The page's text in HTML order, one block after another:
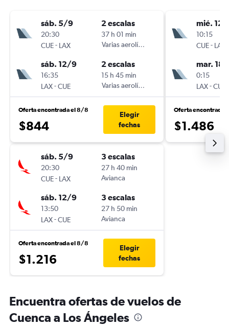
sáb. 5/9
20:30
CUE- LAX
2 escalas
37 h 01 min
Varias aerolíneas
sáb. 12/9
16:35
LAX-CUE
2 escalas
15 h 45 min
Varias aerolíneas
Oferta encontrada el 8/8
$844
Elegir
fechas
sáb. 5/9
20:30
CUE- LAX
3 escalas
27 h 40 min
Avianca
sáb. 12/9
13:50
LAX-CUE
3 escalas
27 h 50 min
Avianca
Oferta encontrada el 8/8
$1.216
Elegir
fechas
mié.
10:15
CUE- LAX
mar.
0:15
LAX-CUE
Oferta encontrada
$1.486
Encuentra ofertas de vuelos de
Cuenca a Los Ángeles